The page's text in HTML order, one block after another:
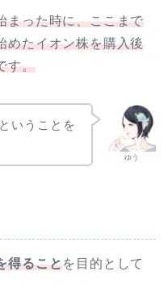
まった時に、ここまで
めたイオン株を購入後
す。
ゆう
いうことを
得ることを目的として